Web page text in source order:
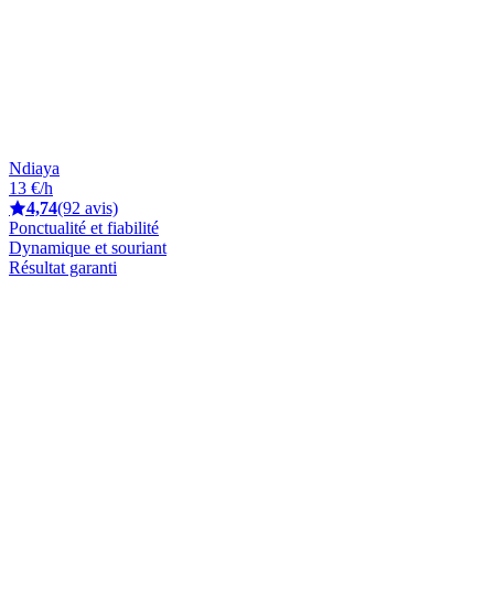
Ndiaya
13 €/h
4,74(92 avis)
Ponctualité et fiabilité
Dynamique et souriant
Résultat garanti